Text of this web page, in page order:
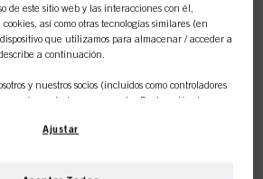
de este sitio web y las interacciones con él,
así como otras tecnologías similares (en
que utilizamos para almacenar / acceder a
a continuación.
y nuestros socios (incluidos como controladores
según se designa en nuestra Declaración de
similares") también utilizaremos cookies y
Ajustar